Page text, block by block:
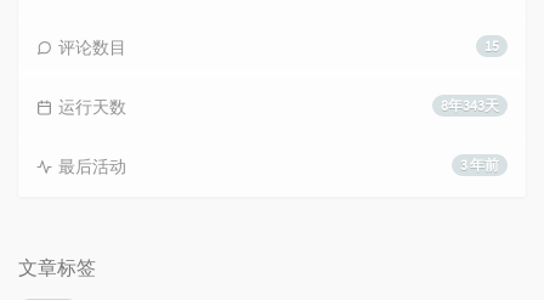
15
评论数目
8年343天
运行天数
3 年前
最后活动
文章标签